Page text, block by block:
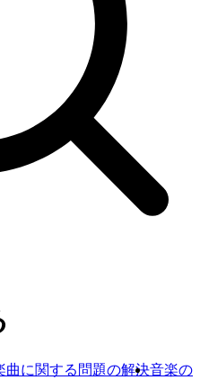
曲に関する問題の解決音楽の